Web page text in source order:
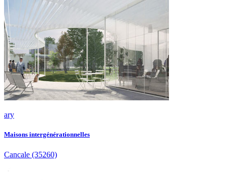
ary
Maisons intergénérationnelles
Cancale (35260)